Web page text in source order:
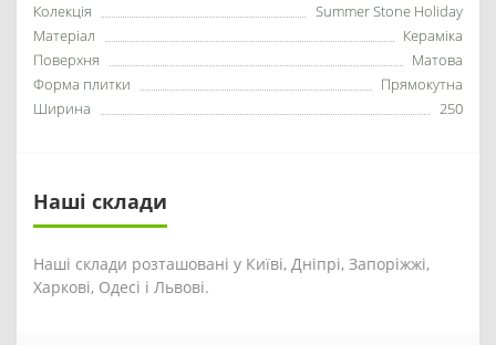
Колекція
Summer Stone Holiday
Матеріал
Кераміка
Поверхня
Матова
Форма плитки
Прямокутна
Ширина
250
Наші склади
Наші склади розташовані у Київі, Дніпрі, Запоріжжі,
Харкові, Одесі і Львові.